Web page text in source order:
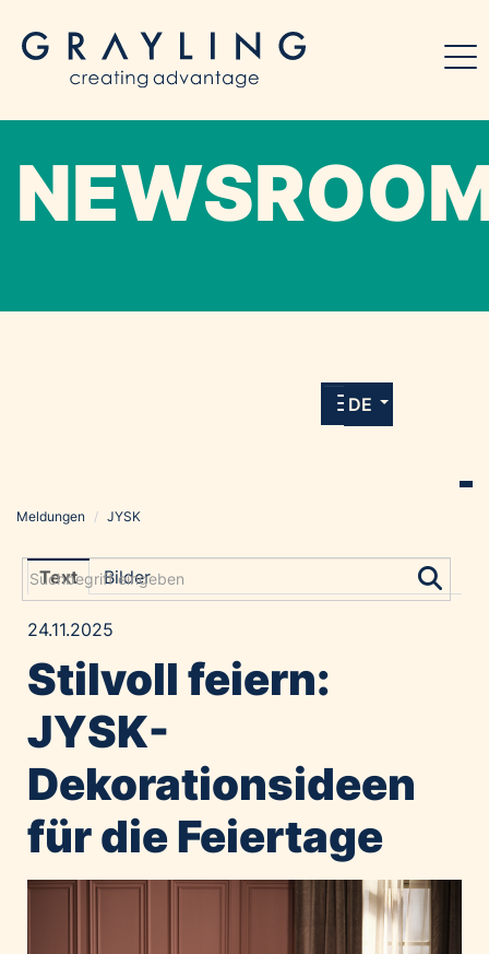
allen Meldungen und Downloads unserer
DE
Grayling Agentur
Amadeus Austrian Music Awards
Constantia Flexibles
Costa Kreuzfahrten
Emirates
Expo 2025 Osaka
Meldungen / JYSK
Text Bilder
24.11.2025
Stilvoll feiern:
JYSK-
Dekorationsideen
für die Feiertage